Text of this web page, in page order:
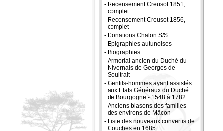
- Recensement Creusot 1851,
complet
- Recensement Creusot 1856,
complet
- Donations Chalon S/S
- Epigraphies autunoises
- Biographies
- Armorial ancien du Duché du
Nivernais de Georges de
Soultrait
- Gentils-hommes ayant assistés
aux Etats Généraux du Duché
de Bourgogne - 1548 à 1782
- Anciens blasons des familles
des environs de Mâcon
- Liste des nouveaux convertis de
Couches en 1685